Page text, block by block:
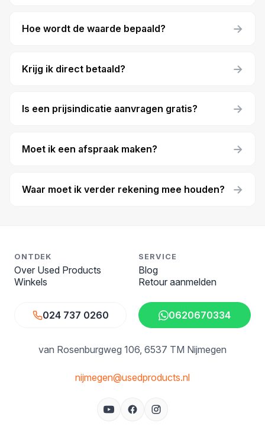
Hoe wordt de waarde bepaald? →
Krijg ik direct betaald? →
Is een prijsindicatie aanvragen gratis? →
Moet ik een afspraak maken? →
Waar moet ik verder rekening mee houden? →
van Rosenburgweg 106 6537 TM Nijmegen
ONTDEK
Over Used Products
Winkels
SERVICE
Blog
Retour aanmelden
024 737 0260 0620670334
nijmegen@usedproducts.nl